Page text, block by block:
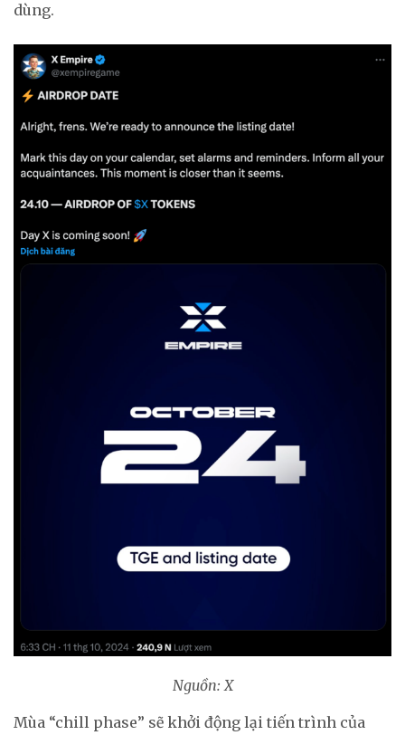
dùng.
Nguồn: X
Mùa “chill phase” sẽ khởi động lại tiến trình của